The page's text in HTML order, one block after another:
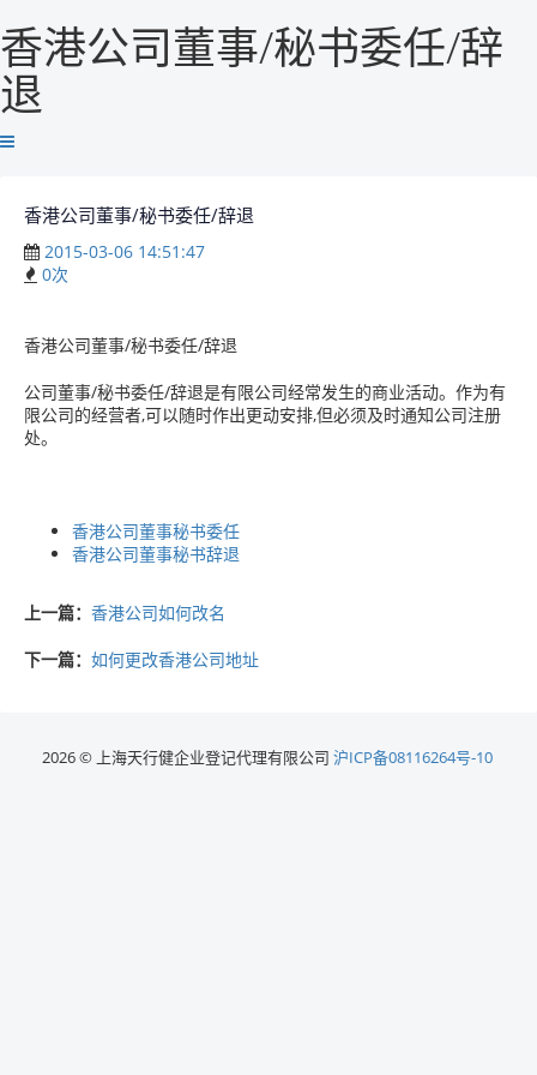
香港公司董事/秘书委任/辞
退
香港公司董事/秘书委任/辞退
2015-03-06 14:51:47
0次
香港公司董事/秘书委任/辞退
公司董事/秘书委任/辞退是有限公司经常发生的商业活动。作为有
限公司的经营者,可以随时作出更动安排,但必须及时通知公司注册
处。
香港公司董事秘书委任
香港公司董事秘书辞退
上一篇： 香港公司如何改名
下一篇： 如何更改香港公司地址
2026 © 上海天行健企业登记代理有限公司 沪ICP备08116264号-10